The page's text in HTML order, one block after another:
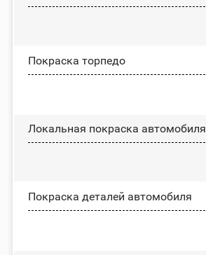
Покраска торпедо
Локальная покраска автомобиля
Покраска деталей автомобиля